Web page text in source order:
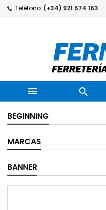
Teléfono: (+34) 921 574 163
 
BEGINNING
MARCAS
BANNER